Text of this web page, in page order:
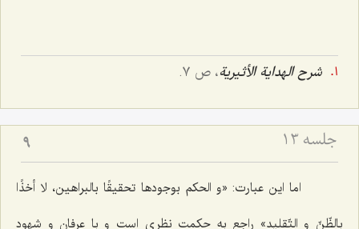
شرح الهدایة الأثیریة، ص ٧.
جلسه ۱۳ 9
اما این عبارت: «و الحکم بوجودها تحقیقًا بالبراهین، لا أخذًا
بالظّنّ و التّقلید» راجع به حکمت نظری است و با عرفان و شهود